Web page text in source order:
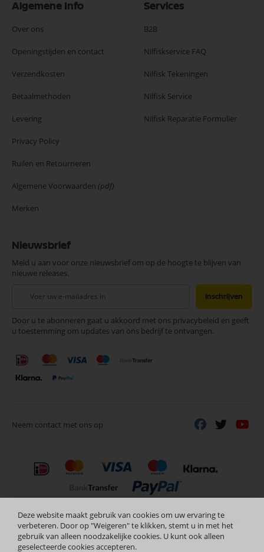
Algemene Info
Over ons
Openingstijden en contact
Verzendkosten
Betaalmethoden
Levering
Privacy Policy
Ruilen en Retourneren
Algemene Voorwaarden (pdf)
Merken
Services
B2B
Nilfiskservice FAQ
Nilfisk Tekeningen
Nilfisk Service
Nilfisk Reparatie Formulier
Nieuwsbrief
Meld u aan voor onze nieuwsbrief om op de hoogte te blijven van
nieuwe releases.
onze
nieuwsbrief
Inschrijven
Door u te abonneren gaat u akkoord met ons privacybeleid en geeft
u toestemming om updates van ons bedrijf te ontvangen.
Neem contact met ons op
Deze website maakt gebruik van cookies om uw ervaring te
verbeteren. Door op "Weigeren" te klikken, stemt u in met het
gebruik van alleen noodzakelijke cookies. U kunt ook alleen
geselecteerde cookies accepteren.
Copyright © 2024 Selectra Hengelo Nederlands